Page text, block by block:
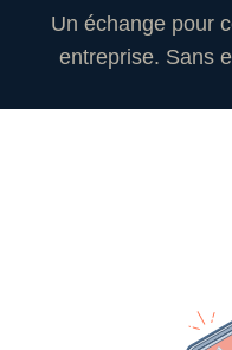
Un échange pour
entreprise. Sans